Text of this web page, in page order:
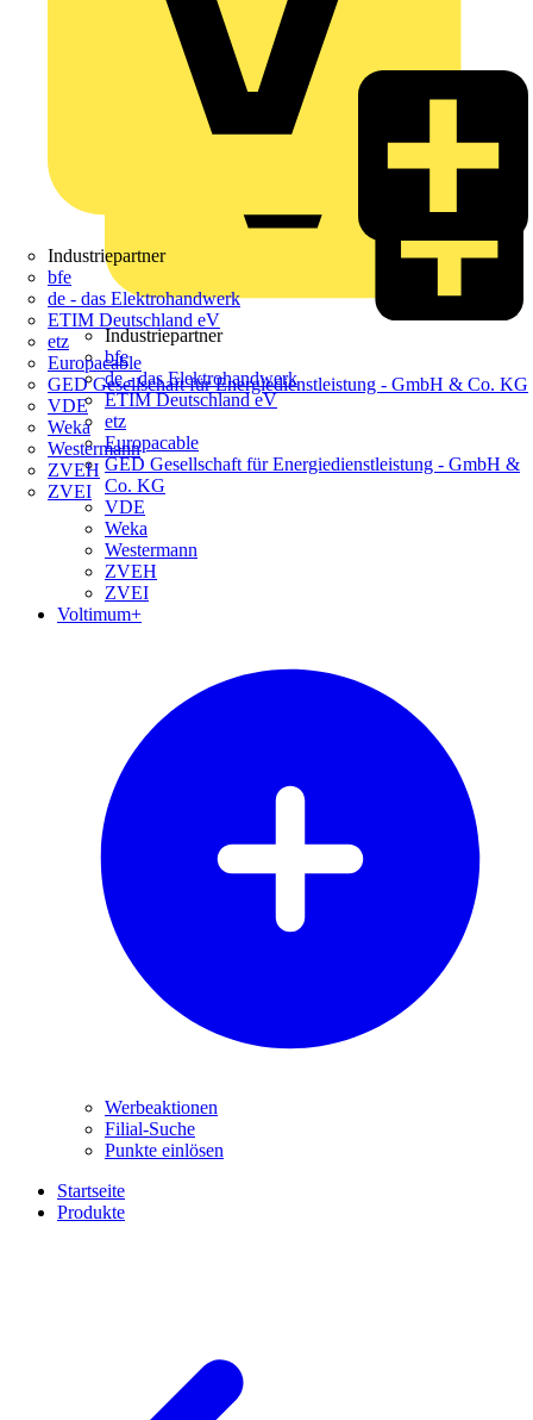
Industriepartner
bfe
de - das Elektrohandwerk
ETIM Deutschland eV
etz
Europacable
GED Gesellschaft für Energiedienstleistung - GmbH & Co. KG
VDE
Weka
Westermann
ZVEH
ZVEI
Industriepartner
bfe
de - das Elektrohandwerk
ETIM Deutschland eV
etz
Europacable
GED Gesellschaft für Energiedienstleistung - GmbH &
Co. KG
VDE
Weka
Westermann
ZVEH
ZVEI
Voltimum+
Werbeaktionen
Filial-Suche
Punkte einlösen
Startseite
Produkte